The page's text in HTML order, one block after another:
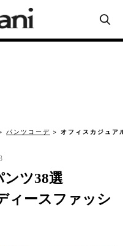
パンツコーデ オフィスカジュ
ツ38選
ィースファッシ